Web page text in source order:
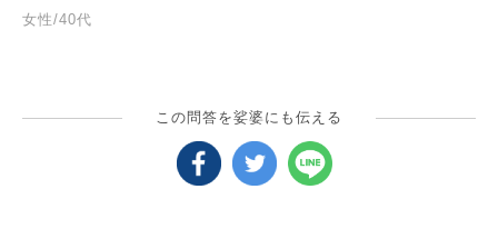
女性/40代
この問答を娑婆にも伝える